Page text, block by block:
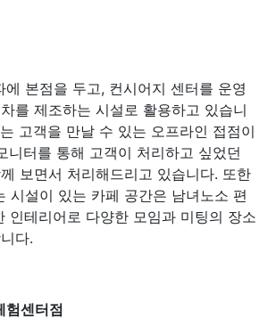
에 본점을 두고, 컨시어지 센터를 운영
를 제조하는 시설로 활용하고 있습니
고객을 만날 수 있는 오프라인 접점이
터를 통해 고객이 처리하고 싶었던
보면서 처리해드리고 있습니다. 또한
시설이 있는 카페 공간은 남녀노소 편
인테리어로 다양한 모임과 미팅의 장소
다.
험센터점